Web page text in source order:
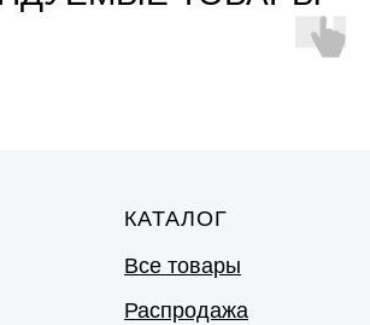
КАТАЛОГ
Все товары
Распродажа